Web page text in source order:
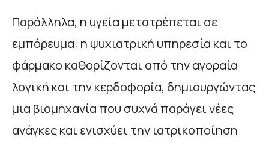
Παράλληλα, η υγεία μετατρέπεται σε
εμπόρευμα: η ψυχιατρική υπηρεσία και το
φάρμακο καθορίζονται από την αγοραία
λογική και την κερδοφορία, δημιουργώντας
μια βιομηχανία που συχνά παράγει νέες
ανάγκες και ενισχύει την ιατρικοποίηση